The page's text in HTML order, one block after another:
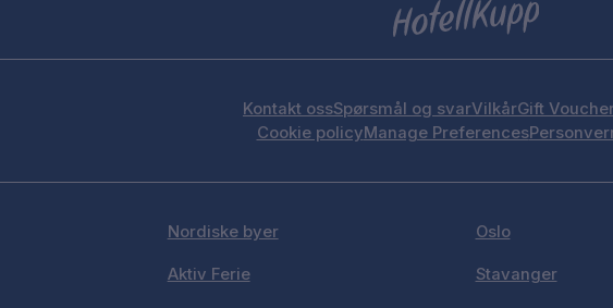
Kontakt ossSpørsmål og svarVilkårGift
Cookie policyManage Preferences
Nordiske byer
Aktiv Ferie
Oslo
Stavanger